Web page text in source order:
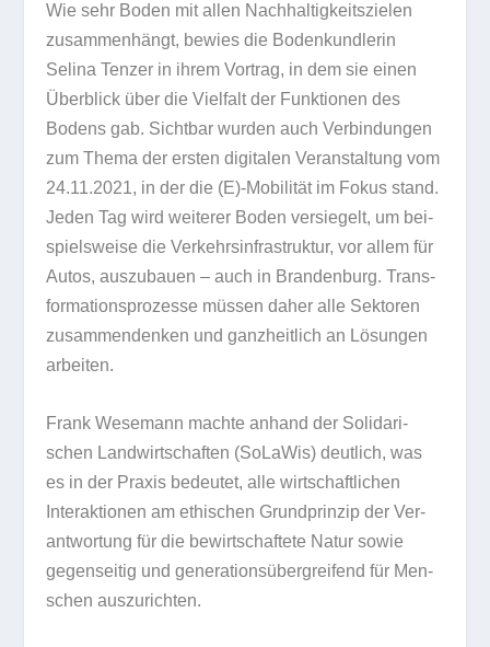
Wie sehr Boden mit allen Nach­hal­tig­keits­zie­len
zusam­men­hängt, bewies die Boden­kund­le­rin
Selina Ten­zer in ihrem Vor­trag, in dem sie einen
Über­blick über die Viel­falt der Funk­tio­nen des
Bodens gab. Sicht­bar wur­den auch Ver­bin­dun­gen
zum Thema der ers­ten digi­ta­len Ver­an­stal­tung vom
24.11.2021, in der die (E)-Mobilität im Fokus stand.
Jeden Tag wird wei­te­rer Boden ver­sie­gelt, um bei­
spiels­weise die Ver­kehrs­in­fra­struk­tur, vor allem für
Autos, aus­zu­bauen – auch in Bran­den­burg. Trans­
for­ma­ti­ons­pro­zesse müs­sen daher alle Sek­to­ren
zusam­men­den­ken und ganz­heit­lich an Lösun­gen
arbeiten.
Frank Wesemann machte anhand der Soli­da­ri­
schen Land­wirt­schaf­ten (SoLa­Wis) deut­lich, was
es in der Pra­xis bedeu­tet, alle wirt­schaft­li­chen
Inter­ak­tio­nen am ethi­schen Grund­prin­zip der Ver­
ant­wor­tung für die bewirt­schaf­tete Natur sowie
gegen­sei­tig und gene­ra­ti­ons­über­grei­fend für Men­
schen auszurichten.